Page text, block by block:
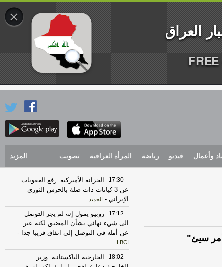
وأعمال فيديو رياضة المرأة العراقية تصويت المزيد
سيئ"
17:30
الخزانة الأميركية: رفع العقوبات
عن 3 كيانات ذات صلة بالحرس الثوري
الإيراني - الجديد
17:12
روبيو يقول إنه لم يجر التوصل
الى شيء نهائي بشأن المضيق لكنه عبر
عن أمله في التوصل إلى اتفاق قريبا جدا -
LBCI
18:02
الخارجية الباكستانية: وزير
×